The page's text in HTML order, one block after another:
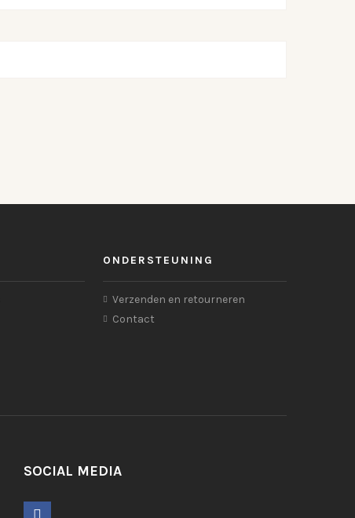
ONDERSTEUNING
Verzenden en retourneren
Contact
SOCIAL MEDIA